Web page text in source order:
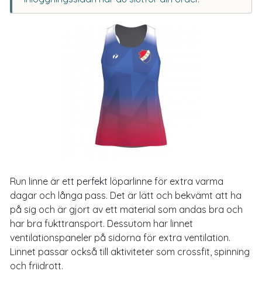
Run linne är ett perfekt löparlinne för extra varma
dagar och långa pass. Det är lätt och bekvämt att ha
på sig och är gjort av ett material som andas bra och
har bra fukttransport. Dessutom har linnet
ventilationspaneler på sidorna för extra ventilation.
Linnet passar också till aktiviteter som crossfit, spinning
och friidrott.